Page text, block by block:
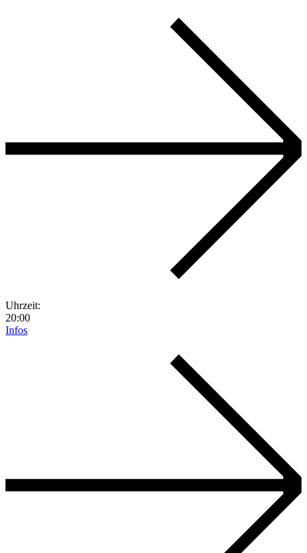
Uhrzeit:
20:00
Infos